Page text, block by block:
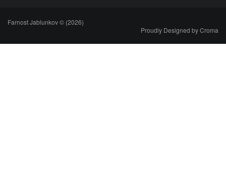
Farnost Jablunkov © (2026)
Proudly Designed byCroma